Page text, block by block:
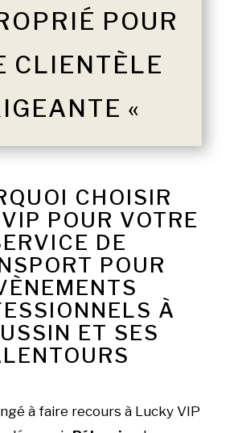
POUR
CLIENTÈLE
«
CHOISIR
POUR VOTRE
DE
POUR
À
ET SES
à faire recours à Lucky VIP